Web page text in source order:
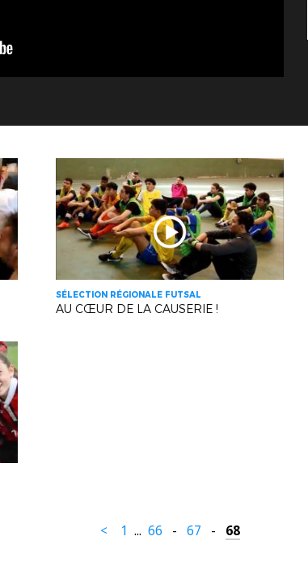
SÉLECTION RÉGIONALE FUTSAL
AU CŒUR DE LA CAUSERIE !
< 1 ... 66 - 67 - 68